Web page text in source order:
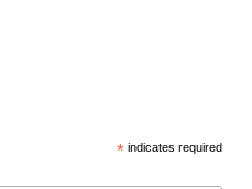
* indicates required